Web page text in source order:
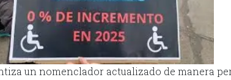
un nomenclador actualizado de manera